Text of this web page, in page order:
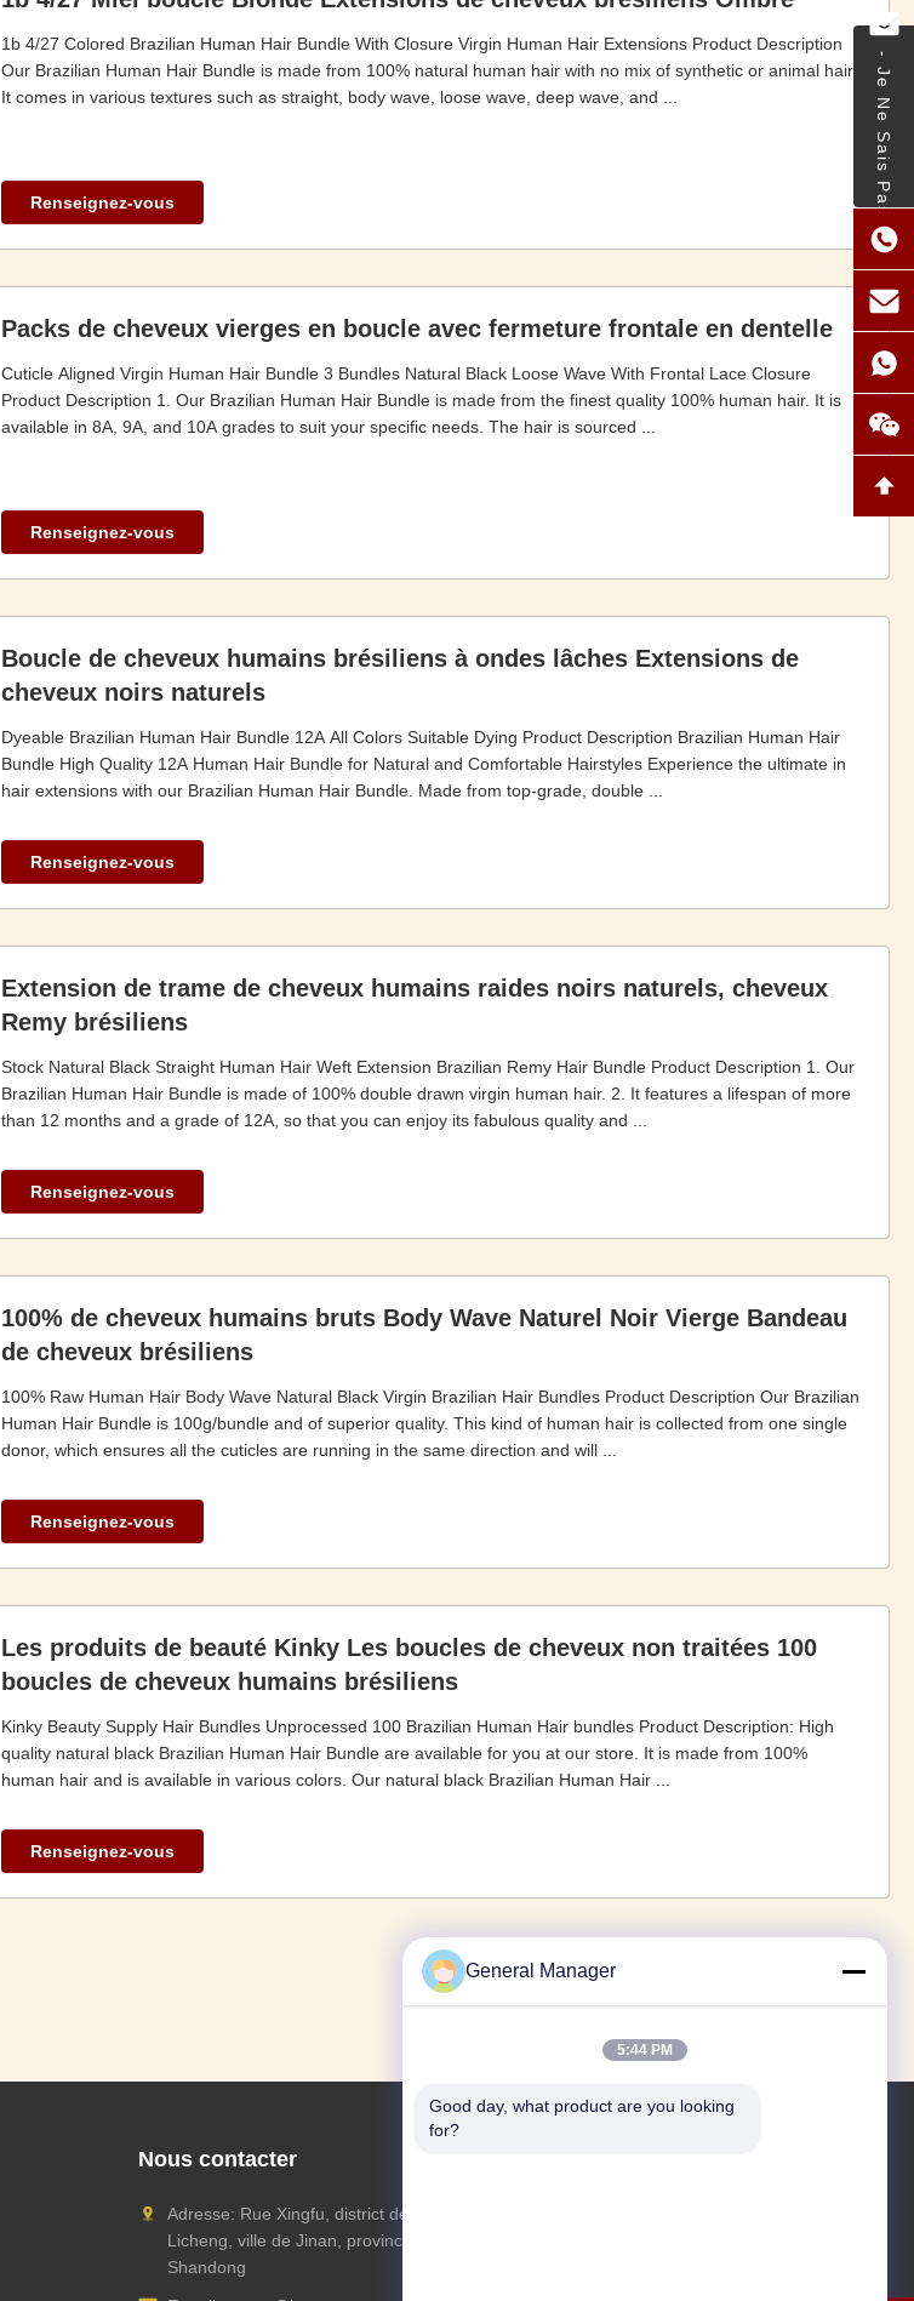
- Je Ne Sais Pas.
1b 4/27 Colored Brazilian Human Hair Bundle With Closure Virgin Human Hair Extensions Product Description
Our Brazilian Human Hair Bundle is made from 100% natural human hair with no mix of synthetic or animal hair.
It comes in various textures such as straight, body wave, loose wave, deep wave, and ...
Renseignez-vous
Packs de cheveux vierges en boucle avec fermeture frontale en dentelle
Cuticle Aligned Virgin Human Hair Bundle 3 Bundles Natural Black Loose Wave With Frontal Lace Closure
Product Description 1. Our Brazilian Human Hair Bundle is made from the finest quality 100% human hair. It is
available in 8A, 9A, and 10A grades to suit your specific needs. The hair is sourced ...
Renseignez-vous
Boucle de cheveux humains brésiliens à ondes lâches Extensions de
cheveux noirs naturels
Dyeable Brazilian Human Hair Bundle 12A All Colors Suitable Dying Product Description Brazilian Human Hair
Bundle High Quality 12A Human Hair Bundle for Natural and Comfortable Hairstyles Experience the ultimate in
hair extensions with our Brazilian Human Hair Bundle. Made from top-grade, double ...
Renseignez-vous
Extension de trame de cheveux humains raides noirs naturels, cheveux
Remy brésiliens
Stock Natural Black Straight Human Hair Weft Extension Brazilian Remy Hair Bundle Product Description 1. Our
Brazilian Human Hair Bundle is made of 100% double drawn virgin human hair. 2. It features a lifespan of more
than 12 months and a grade of 12A, so that you can enjoy its fabulous quality and ...
Renseignez-vous
100% de cheveux humains bruts Body Wave Naturel Noir Vierge Bandeau
de cheveux brésiliens
100% Raw Human Hair Body Wave Natural Black Virgin Brazilian Hair Bundles Product Description Our Brazilian
Human Hair Bundle is 100g/bundle and of superior quality. This kind of human hair is collected from one single
donor, which ensures all the cuticles are running in the same direction and will ...
Renseignez-vous
Les produits de beauté Kinky Les boucles de cheveux non traitées 100
boucles de cheveux humains brésiliens
Kinky Beauty Supply Hair Bundles Unprocessed 100 Brazilian Human Hair bundles Product Description: High
quality natural black Brazilian Human Hair Bundle are available for you at our store. It is made from 100%
human hair and is available in various colors. Our natural black Brazilian Human Hair ...
Renseignez-vous
Nous contacter
Adresse: Rue Xingfu, district de
Licheng, ville de Jinan, province du
Shandong
General Manager
5:44 PM
Good day, what product are you looking
for?